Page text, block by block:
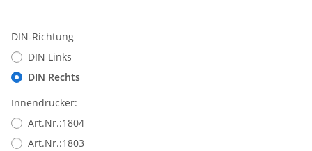
DIN-Richtung
DIN Links
DIN Rechts
Innendrücker:
Art.Nr.:1804
Art.Nr.:1803